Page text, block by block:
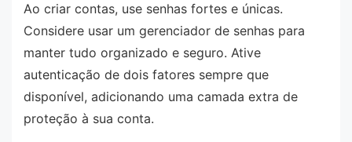
Ao criar contas, use senhas fortes e únicas.
Considere usar um gerenciador de senhas para
manter tudo organizado e seguro. Ative
autenticação de dois fatores sempre que
disponível, adicionando uma camada extra de
proteção à sua conta.